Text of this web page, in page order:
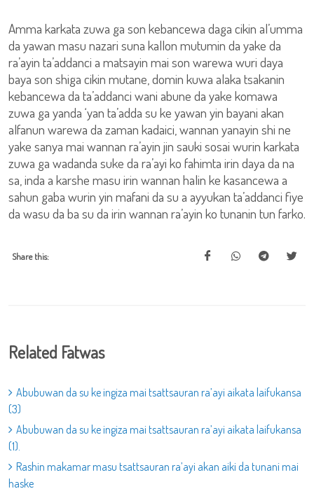
Amma karkata zuwa ga son kebancewa daga cikin al’umma
da yawan masu nazari suna kallon mutumin da yake da
ra’ayin ta’addanci a matsayin mai son warewa wuri daya
baya son shiga cikin mutane, domin kuwa alaka tsakanin
kebancewa da ta’addanci wani abune da yake komawa
zuwa ga yanda ‘yan ta’adda su ke yawan yin bayani akan
alfanun warewa da zaman kadaici, wannan yanayin shi ne
yake sanya mai wannan ra’ayin jin sauki sosai wurin karkata
zuwa ga wadanda suke da ra’ayi ko fahimta irin daya da na
sa, inda a karshe masu irin wannan halin ke kasancewa a
sahun gaba wurin yin mafani da su a ayyukan ta’addanci fiye
da wasu da ba su da irin wannan ra’ayin ko tunanin tun farko.
Share this:
Related Fatwas
Abubuwan da su ke ingiza mai tsattsauran ra’ayi aikata laifukansa
(3)
Abubuwan da su ke ingiza mai tsattsauran ra’ayi aikata laifukansa
(1).
Rashin makamar masu tsattsauran ra’ayi akan aiki da tunani mai
haske